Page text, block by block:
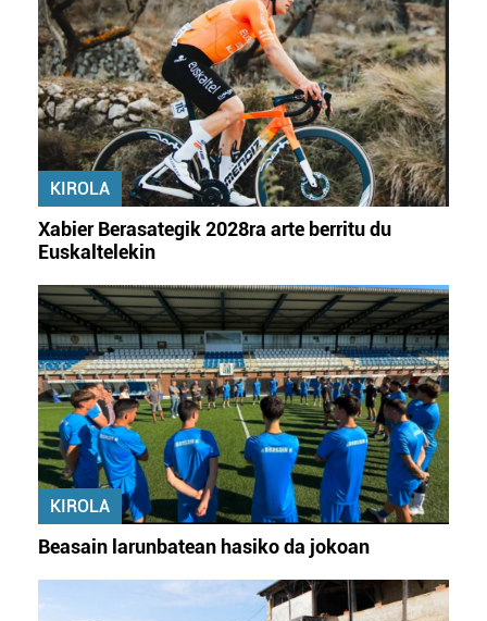
fitxategiak erabiltzen ditu. Zure esperientzia eta
zerbitzuak hobetzeko asmoz, cookie teknologiaz
baliatzen gara. Ohar hau onartuz gero, teknologia hori
erabiltzeko baimen esplizitua ematen diguzu.Gehiago
irakurri
KIROLA
Xabier Berasategik 2028ra arte berritu du
Euskaltelekin
KIROLA
Beasain larunbatean hasiko da jokoan